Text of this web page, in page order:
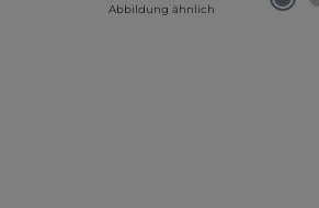
Abbildung ähnlich